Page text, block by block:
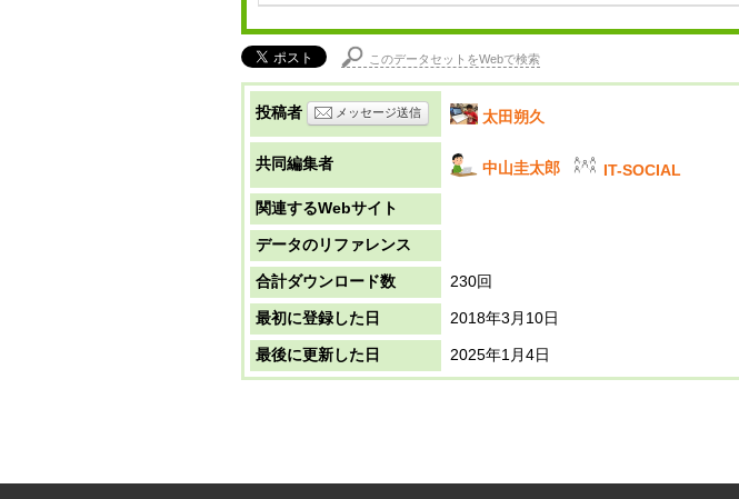
このデータセットをWebで検索
投稿者 メッセージ送信 太田朔久
共同編集者 中山圭太郎 IT-SOCIAL
関連するWebサイト
データのリファレンス
合計ダウンロード数 230回
最初に登録した日 2018年3月10日
最後に更新した日 2025年1月4日